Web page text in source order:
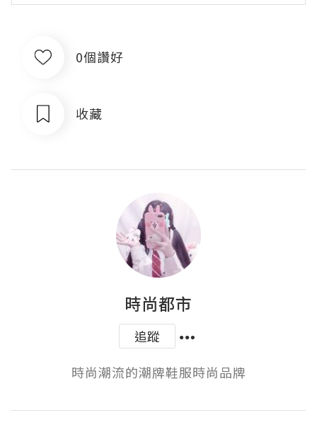
0個讚好
收藏
時尚都市
追蹤
時尚潮流的潮牌鞋服時尚品牌